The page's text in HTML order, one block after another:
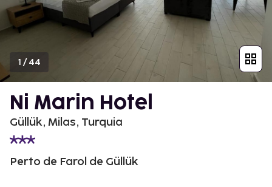
1 /44
Ni Marin Hotel
Güllük, Milas, Turquia
Perto de Farol de Güllük